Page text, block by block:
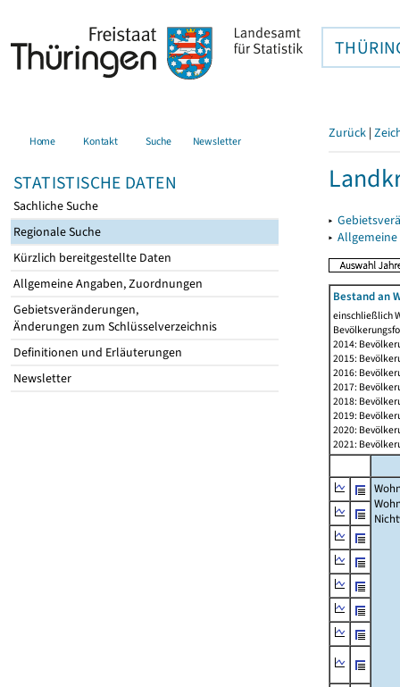
Home Kontakt Suche Newsletter
STATISTISCHE DATEN
Sachliche Suche
Regionale Suche
Kürzlich bereitgestellte Daten
Allgemeine Angaben, Zuordnungen
Gebietsveränderungen,
Änderungen zum Schlüsselverzeichnis
Definitionen und Erläuterungen
Newsletter
Zurück |
▸
▸
Bestand an
einschließlich
2014:
2015:
2016:
2017:
2018:
2019:
2020:
2021: